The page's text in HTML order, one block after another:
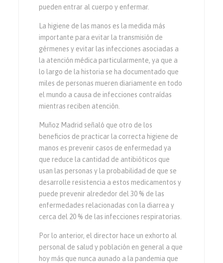
pueden entrar al cuerpo y enfermar.
La higiene de las manos es la medida más
importante para evitar la transmisión de
gérmenes y evitar las infecciones asociadas a
la atención médica particularmente, ya que a
lo largo de la historia se ha documentado que
miles de personas mueren diariamente en todo
el mundo a causa de infecciones contraídas
mientras reciben atención.
Muñoz Madrid señaló que otro de los
beneficios de practicar la correcta higiene de
manos es prevenir casos de enfermedad ya
que reduce la cantidad de antibióticos que
usan las personas y la probabilidad de que se
desarrolle resistencia a estos medicamentos y
puede prevenir alrededor del 30 % de las
enfermedades relacionadas con la diarrea y
cerca del 20 % de las infecciones respiratorias.
Por lo anterior, el director hace un exhorto al
personal de salud y población en general a que
hoy más que nunca aunado a la pandemia que